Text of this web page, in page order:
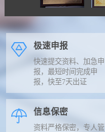
极速申报
快速提交资料、加急申
报，最短时间完成申
报，快至7天出证
信息保密
资料严格保密，专人管